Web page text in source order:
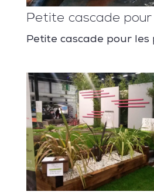
Petite cascade pour
Petite cascade pour les